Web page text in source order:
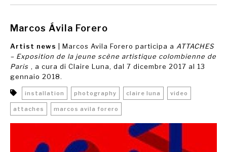
Marcos Ávila Forero
Artist news | Marcos Avila Forero participa a ATTACHES
– Exposition de la jeune scène artistique colombienne de
Paris , a cura di Claire Luna, dal 7 dicembre 2017 al 13
gennaio 2018.
installation photography claire luna video
attaches marcos avila forero